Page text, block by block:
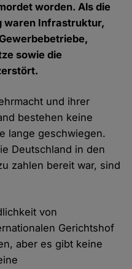
worden. Als die
waren Infrastruktur,
sowie die
und ihrer
bestehen keine
lange geschwiegen.
Deutschland in den
zahlen bereit war, sind
von
Gerichtshof
aber es gibt keine